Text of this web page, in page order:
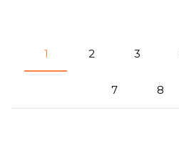
1 2 3
7 8